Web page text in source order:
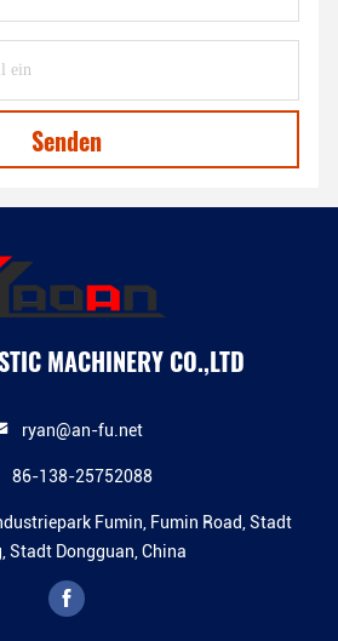
Senden
MACHINERY CO.,LTD
ryan@an-fu.net
86-138-25752088
Fumin, Fumin Road, Stadt
Stadt Dongguan, China